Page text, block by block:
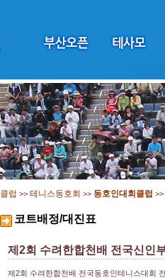
클럽 >> 테니스동호회 >> 동호인대회클럽 >>
코트배정/대진표
제2회 수려한합천배 전국신인
제2회 수려한합천배 전국동호인테니스대회